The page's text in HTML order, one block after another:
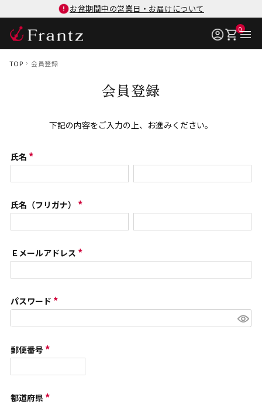
お盆期間中の営業日・お届けについて
0
TOP 会員登録
会員登録
下記の内容をご入力の上、お進みください。
氏名
必
須
氏名（フリガナ）
必
須
Ｅメールアドレス
必
パスワード
必
郵便番号
必
須
都道府県